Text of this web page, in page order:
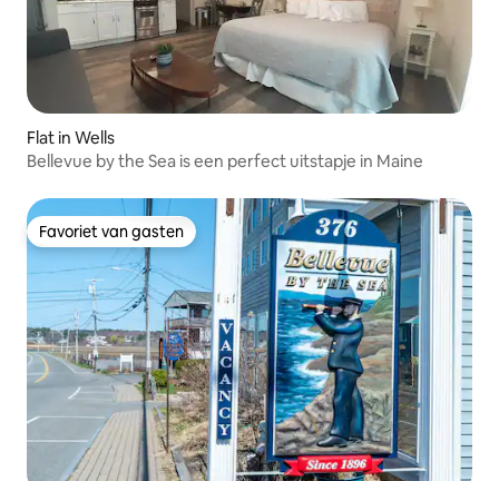
Flat in Wells
Bellevue by the Sea is een perfect uitstapje in Maine
Favoriet van gasten
Favoriet van gasten